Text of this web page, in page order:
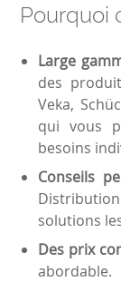
Pourquoi
Large
des
Veka,
qui vous
besoins
Conseils
solutions
Des prix
abordable.